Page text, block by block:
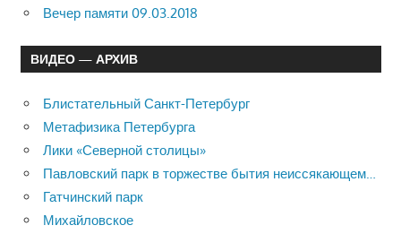
Вечер памяти 09.03.2018
ВИДЕО — АРХИВ
Блистательный Санкт-Петербург
Метафизика Петербурга
Лики «Северной столицы»
Павловский парк в торжестве бытия неиссякающем…
Гатчинский парк
Михайловское